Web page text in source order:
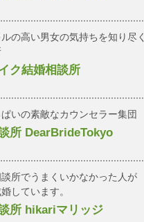
の高い男女の気持ちを知り尽く
ク結婚相談所
いの素敵なカウンセラー集団
所 DearBrideTokyo
所でうまくいかなかった人が
しています。
所 hikariマリッジ